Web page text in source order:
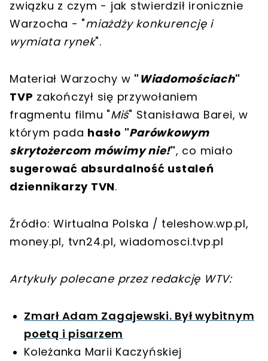
związku z czym - jak stwierdził ironicznie
Warzocha - "miażdży konkurencję i
wymiata rynek".
Materiał Warzochy w " Wiadomościach"
TVP zakończył się przywołaniem
fragmentu filmu "Miś" Stanisława Barei, w
którym pada hasło "Parówkowym
skrytożercom mówimy nie!", co miało
sugerować absurdalność ustaleń
dziennikarzy TVN.
Źródło: Wirtualna Polska / teleshow.wp.pl,
money.pl, tvn24.pl, wiadomosci.tvp.pl
Artykuły polecane przez redakcję WTV:
Zmarł Adam Zagajewski. Był wybitnym
poetą i pisarzem
Koleżanka Marii Kaczyńskiej